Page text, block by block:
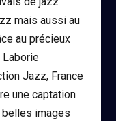
mais aussi au
au précieux
Laborie
Jazz, France
une captation
images